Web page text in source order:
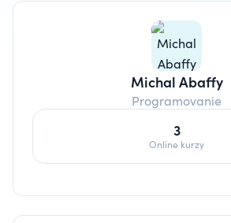
Michal Abaffy
Programovanie
3
Online kurzy